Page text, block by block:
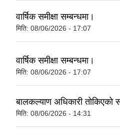
वार्षिक समीक्षा सम्बन्धमा।
मिति: 08/06/2026 - 17:07
वार्षिक समीक्षा सम्बन्धमा।
मिति: 08/06/2026 - 17:07
बालकल्याण अधिकारी तोकिएको
मिति: 08/06/2026 - 14:31